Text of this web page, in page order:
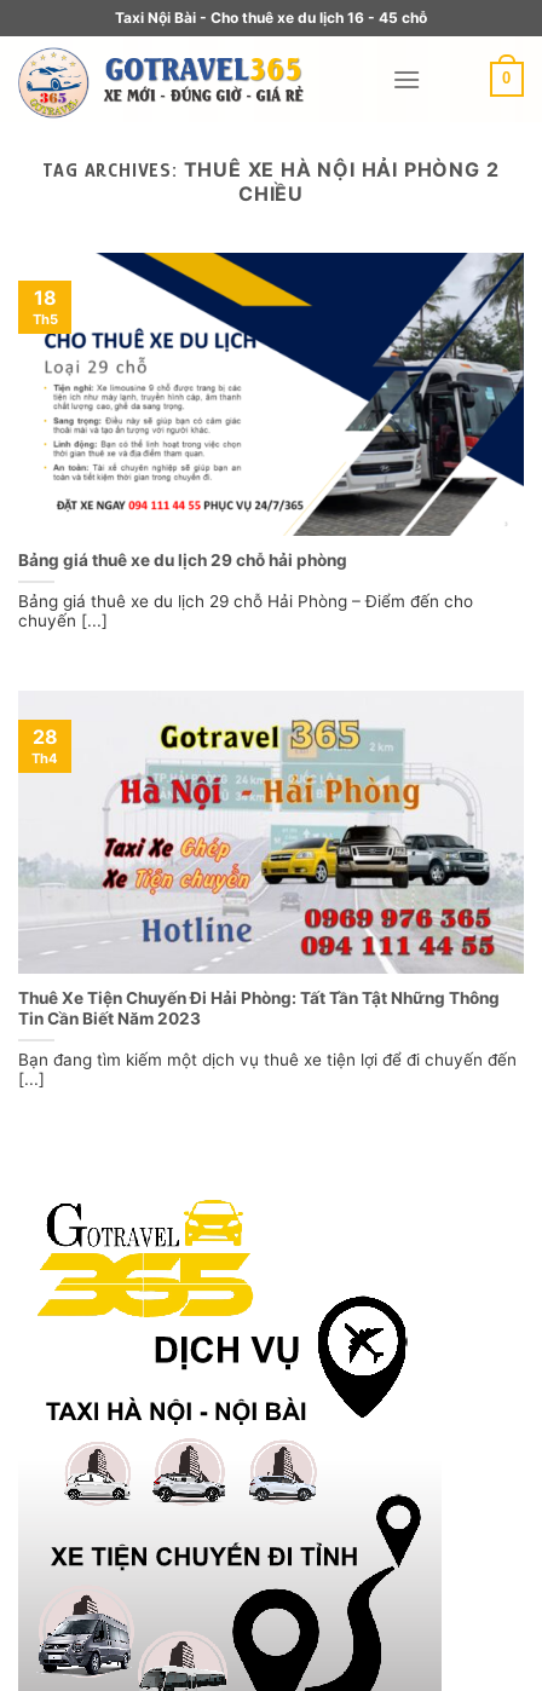
Taxi Nội Bài - Cho thuê xe du lịch 16 - 45 chỗ
0
TAG ARCHIVES: THUÊ XE HÀ NỘI HẢI PHÒNG 2
CHIỀU
Bảng giá thuê xe du lịch 29 chỗ hải phòng
Bảng giá thuê xe du lịch 29 chỗ Hải Phòng – Điểm đến cho
chuyến [...]
18
Th5
Thuê Xe Tiện Chuyến Đi Hải Phòng: Tất Tần Tật Những Thông
Tin Cần Biết Năm 2023
Bạn đang tìm kiếm một dịch vụ thuê xe tiện lợi để đi chuyến đến
[...]
28
Th4